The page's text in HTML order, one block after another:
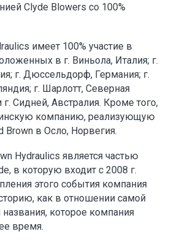
Clyde Blowers со 100%
имеет 100% участие в
в г. Виньола, Италия; г.
г. Дюссельдорф, Германия; г.
г. Шарлотт, Северная
Сидней, Австралия. Кроме того,
компанию, реализующую
Brown в Осло, Норвегия.
Hydraulics является частью
в которую входит с 2008 г.
этого события компания
как в отношении самой
названия, которое компания
время.